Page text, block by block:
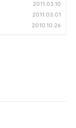
2011.03.10
2011.03.01
2010.10.26